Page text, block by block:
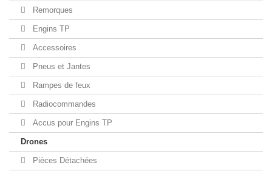
Remorques
Engins TP
Accessoires
Pneus et Jantes
Rampes de feux
Radiocommandes
Accus pour Engins TP
Drones
Pièces Détachées